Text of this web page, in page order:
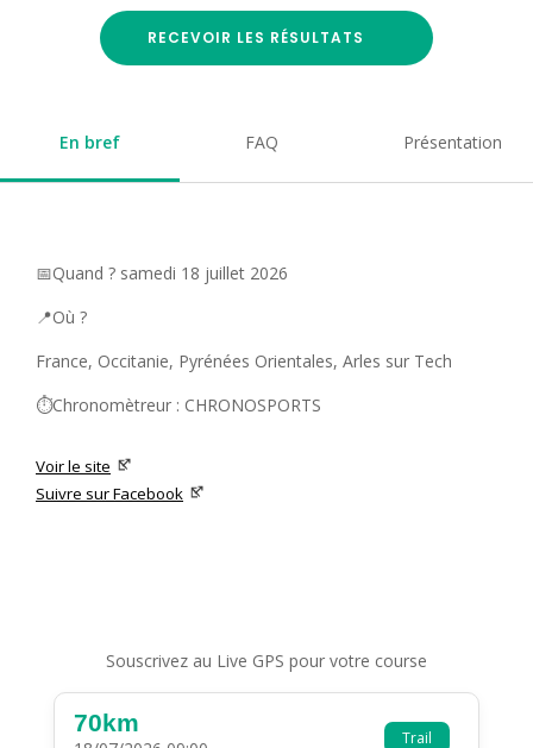
RECEVOIR LES RÉSULTATS
En bref FAQ Présentation
📅Quand ? samedi 18 juillet 2026
📍Où ?
France, Occitanie, Pyrénées Orientales, Arles sur Tech
⏱️Chronomètreur : CHRONOSPORTS
Voir le site
Suivre sur Facebook
Souscrivez au Live GPS pour votre course
Trail
70km